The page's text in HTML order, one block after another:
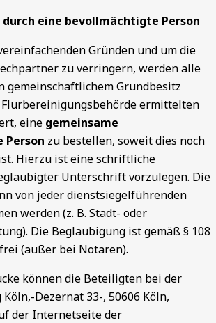
eine bevollmächtigte Person
Gründen und um die
zu verringern, werden alle
gemeinschaftlichem Grundbesitz
Flurbereinigungsbehörde ermittelten
eine gemeinsame
zu bestellen, soweit dies noch
Hierzu ist eine schriftliche
Unterschrift vorzulegen. Die
von jeder dienstsiegelführenden
werden (z. B. Stadt- oder
Die Beglaubigung ist gemäß § 108
(außer bei Notaren).
können die Beteiligten bei der
Dezernat 33-, 50606 Köln,
der Internetseite der